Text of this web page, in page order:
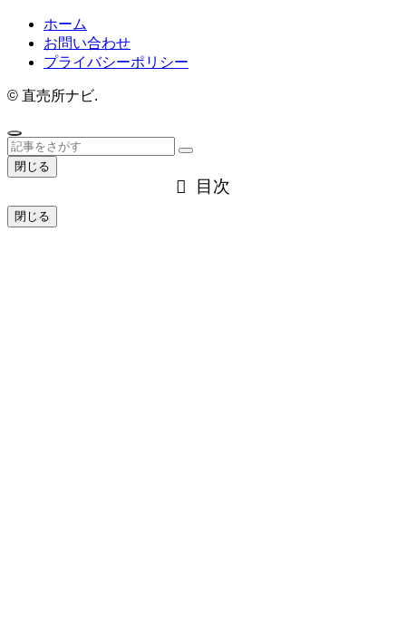
ホーム
お問い合わせ
プライバシーポリシー
© 直売所ナビ.
閉じる
目次
閉じる